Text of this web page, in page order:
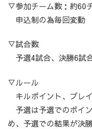
▽参加チーム数：約60
申込制の為毎回変動
▽試合数
予選4試合、決勝6試
▽ルール
キルポイント、プレ
予選は予選でのポイ
め、予選での結果が決